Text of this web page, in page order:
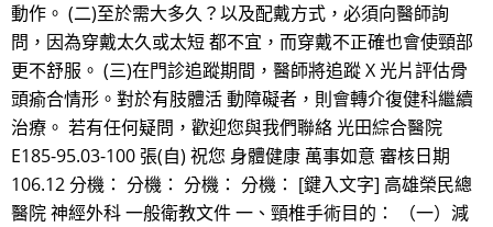
動作。 (二)至於需大多久？以及配戴方式，必須向醫師詢
問，因為穿戴太久或太短 都不宜，而穿戴不正確也會使頸部
更不舒服。 (三)在門診追蹤期間，醫師將追蹤 X 光片評估骨
頭瘉合情形。對於有肢體活 動障礙者，則會轉介復健科繼續
治療。 若有任何疑問，歡迎您與我們聯絡 光田綜合醫院
E185-95.03-100 張(自) 祝您 身體健康 萬事如意 審核日期
106.12 分機： 分機： 分機： 分機： [鍵入文字] 高雄榮民總
醫院 神經外科 一般衛教文件 一、頸椎手術目的： （一）減